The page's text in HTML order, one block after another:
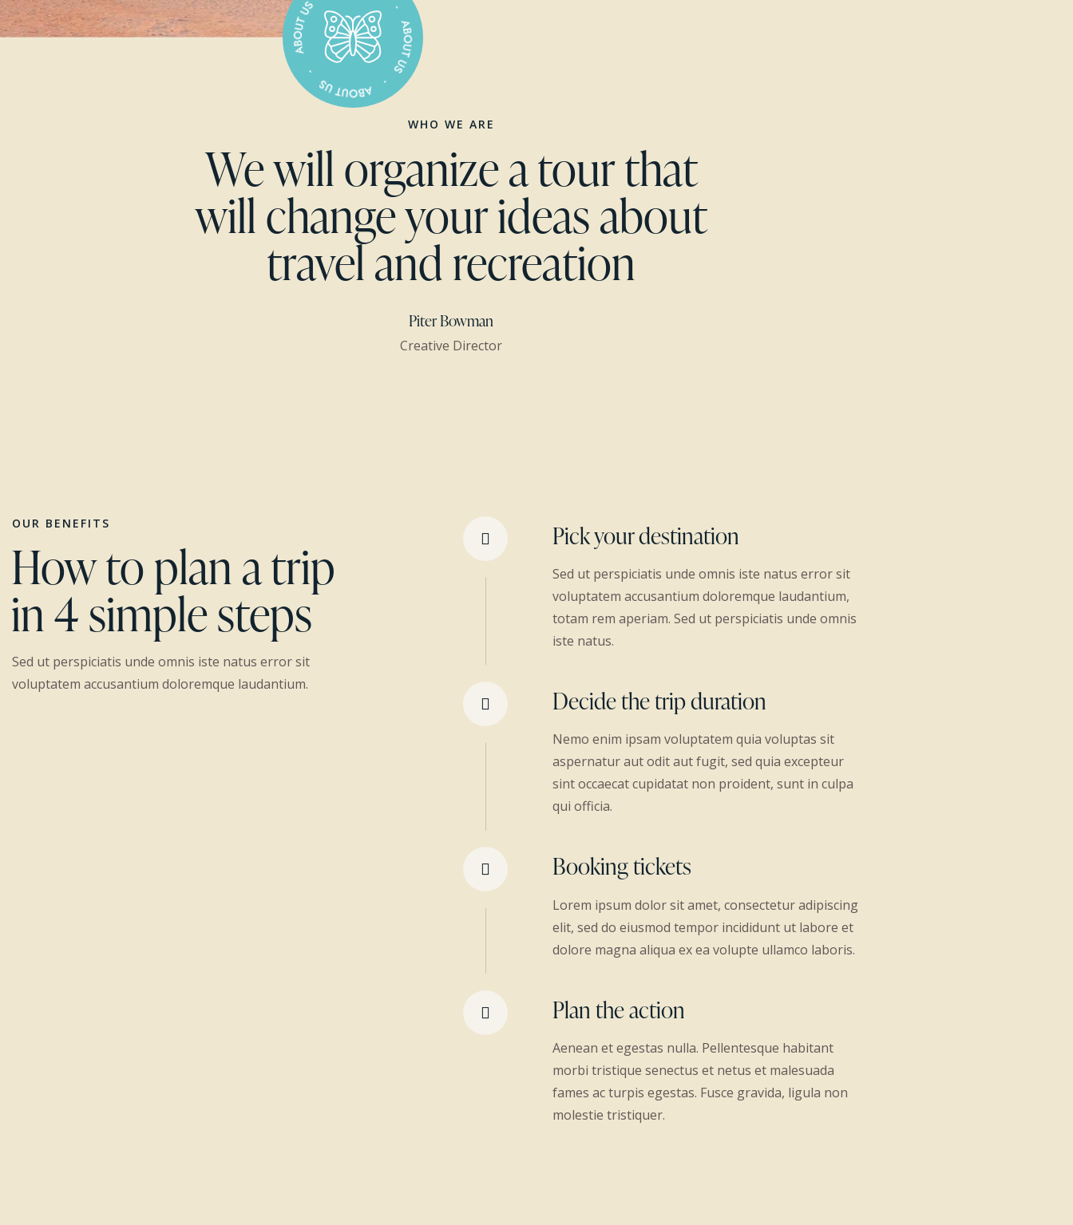
WHO WE ARE
We will organize a tour that
will change your ideas about
travel and recreation
Piter Bowman
Creative Director
OUR BENEFITS
How to plan a trip
in 4 simple steps
Sed ut perspiciatis unde omnis iste natus error sit
voluptatem accusantium doloremque laudantium.
Pick your destination
Sed ut perspiciatis unde omnis iste natus error sit
voluptatem accusantium doloremque laudantium,
totam rem aperiam. Sed ut perspiciatis unde omnis
iste natus.
Decide the trip duration
Nemo enim ipsam voluptatem quia voluptas sit
aspernatur aut odit aut fugit, sed quia excepteur
sint occaecat cupidatat non proident, sunt in culpa
qui officia.
Booking tickets
Lorem ipsum dolor sit amet, consectetur adipiscing
elit, sed do eiusmod tempor incididunt ut labore et
dolore magna aliqua ex ea volupte ullamco laboris.
Plan the action
Aenean et egestas nulla. Pellentesque habitant
morbi tristique senectus et netus et malesuada
fames ac turpis egestas. Fusce gravida, ligula non
molestie tristiquer.